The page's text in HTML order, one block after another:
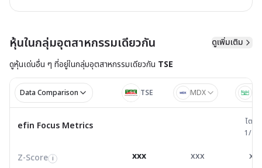
หุ้นในกลุ่มอุตสาหกรรมเดียวกัน
ดูเพิ่มเติม
ดูหุ้นเด่นอื่น ๆ ที่อยู่ในกลุ่มอุตสาหกรรมเดียวกัน TSE
Data Comparison TSE MDX
efin Focus Metrics ไตรมาส
Z-Score i 0.76 2.11
efin Focus Metrics
ไตรม
1/
Z-Score i
EV/EBITDA
Z-Score i xxx xxx